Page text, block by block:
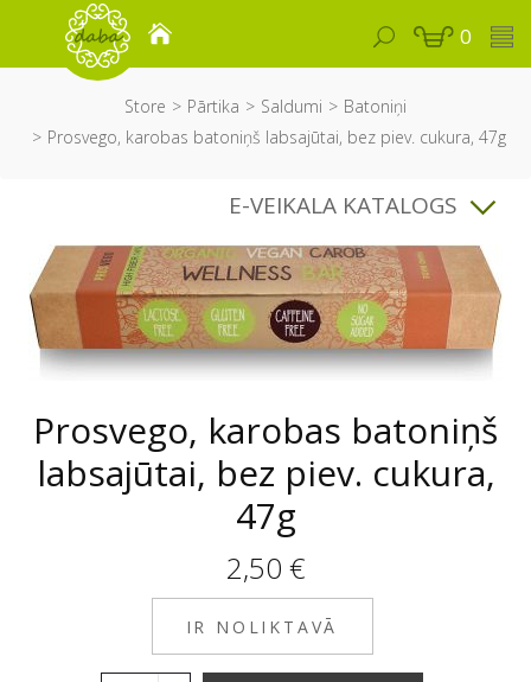
0
Store Pārtika Saldumi
Batoniņi
Prosvego, karobas batoniņš labsajūtai, bez piev. cukura, 47g
E-VEIKALA KATALOGS
Prosvego, karobas batoniņš
labsajūtai, bez piev. cukura,
47g
2,50 €
IR NOLIKTAVĀ